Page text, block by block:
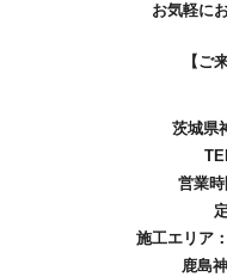
お気軽に
【ご
茨城県
営業
施工エリア：
鹿島